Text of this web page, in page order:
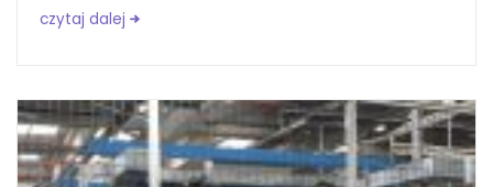
czytaj dalej